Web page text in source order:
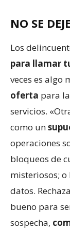
NO SE
Los
para llamar
veces es algo
oferta para
servicios.
como un
operaciones
bloqueos de
misteriosos;
datos.
bueno para
sospecha,